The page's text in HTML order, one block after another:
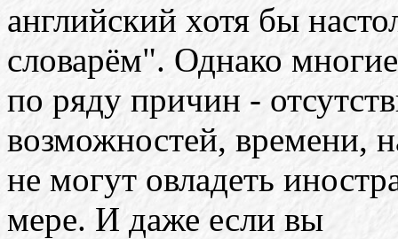
английский хотя бы
словарём". Однако
по ряду причин -
возможностей, времени,
не могут овладеть
мере. И даже если вы